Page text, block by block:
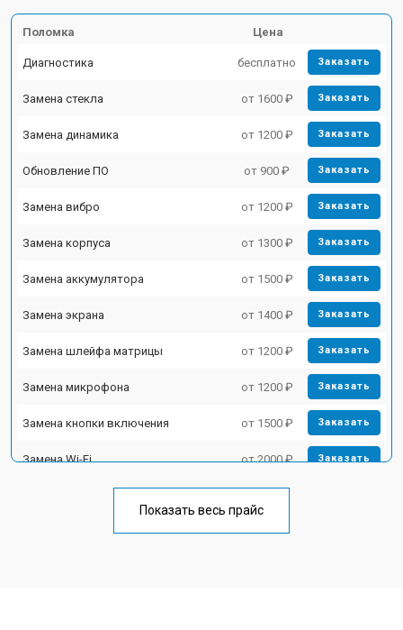
Поломка Цена
Диагностика бесплатно Заказать
Замена стекла от 1600 ₽ Заказать
Замена динамика от 1200 ₽ Заказать
Обновление ПО от 900 ₽ Заказать
Замена вибро от 1200 ₽ Заказать
Замена корпуса от 1300 ₽ Заказать
Замена аккумулятора от 1500 ₽ Заказать
Замена экрана от 1400 ₽ Заказать
Замена шлейфа матрицы от 1200 ₽ Заказать
Замена микрофона от 1200 ₽ Заказать
Замена кнопки включения от 1500 ₽ Заказать
Замена Wi-Fi от 2000 ₽ Заказать
Показать весь прайс